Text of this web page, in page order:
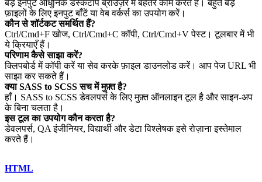
बड़े इनपुट आधुनिक डेस्कटॉप ब्राउज़र में बेहतर काम करते हैं। बहुत बड़े
फ़ाइलों के लिए इनपुट बाँटें या वेब वर्कर्स का उपयोग करें।
कौन से शॉर्टकट समर्थित हैं?
Ctrl/Cmd+F खोज, Ctrl/Cmd+C कॉपी, Ctrl/Cmd+V पेस्ट। टूलबार में भी
ये क्रियाएँ हैं।
परिणाम कैसे साझा करें?
क्लिपबोर्ड में कॉपी करें या सेव करके फ़ाइल डाउनलोड करें। आप पेज URL भी
साझा कर सकते हैं।
क्या SASS to SCSS सच में मुफ़्त है?
हाँ। SASS to SCSS डेवलपर्स के लिए मुफ़्त ऑनलाइन टूल है और साइन‑अप
के बिना चलता है।
इस टूल का उपयोग कौन करता है?
डेवलपर्स, QA इंजीनियर, विद्यार्थी और डेटा विश्लेषक इसे रोज़ाना इस्तेमाल
करते हैं।
HTML